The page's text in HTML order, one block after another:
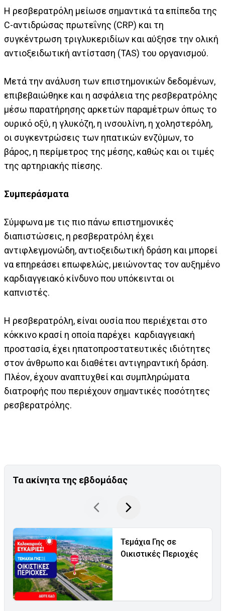
Η ρεσβερατρόλη μείωσε σημαντικά τα επίπεδα της
C-αντιδρώσας πρωτεΐνης (CRP) και τη
συγκέντρωση τριγλυκεριδίων και αύξησε την ολική
αντιοξειδωτική αντίσταση (TAS) του οργανισμού.
Μετά την ανάλυση των επιστημονικών δεδομένων,
επιβεβαιώθηκε και η ασφάλεια της ρεσβερατρόλης
μέσω παρατήρησης αρκετών παραμέτρων όπως το
ουρικό οξύ, η γλυκόζη, η ινσουλίνη, η χοληστερόλη,
οι συγκεντρώσεις των ηπατικών ενζύμων, το
βάρος, η περίμετρος της μέσης, καθώς και οι τιμές
της αρτηριακής πίεσης.
Συμπεράσματα
Σύμφωνα με τις πιο πάνω επιστημονικές
διαπιστώσεις, η ρεσβερατρόλη έχει
αντιφλεγμονώδη, αντιοξειδωτική δράση και μπορεί
να επηρεάσει επωφελώς, μειώνοντας τον αυξημένο
καρδιαγγειακό κίνδυνο που υπόκεινται οι
καπνιστές.
Η ρεσβερατρόλη, είναι ουσία που περιέχεται στο
κόκκινο κρασί η οποία παρέχει καρδιαγγειακή
προστασία, έχει ηπατοπροστατευτικές ιδιότητες
στον άνθρωπο και διαθέτει αντιγηραντική δράση.
Πλέον, έχουν αναπτυχθεί και συμπληρώματα
διατροφής που περιέχουν σημαντικές ποσότητες
ρεσβερατρόλης.
Τα ακίνητα της εβδομάδας
Τεμάχια Γης σε
Οικιστικές Περιοχές